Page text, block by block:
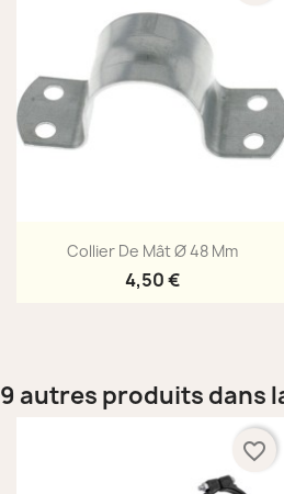
Aperçu rapide
Collier De Mât Ø 48 Mm
4,50 €
9 autres produits dans
favorite_border